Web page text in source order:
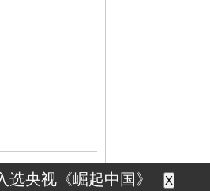
选央视《崛起中国》 X